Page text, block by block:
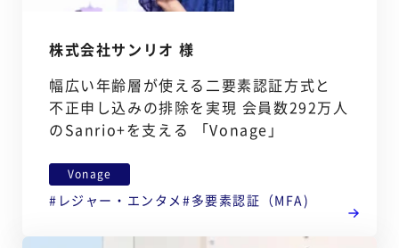
株式会社サンリオ 様
幅広い年齢層が使える二要素認証方式と
不正申し込みの排除を実現 会員数292万人
のSanrio+を支える 「Vonage」
Vonage
レジャー・エンタメ 多要素認証（MFA)